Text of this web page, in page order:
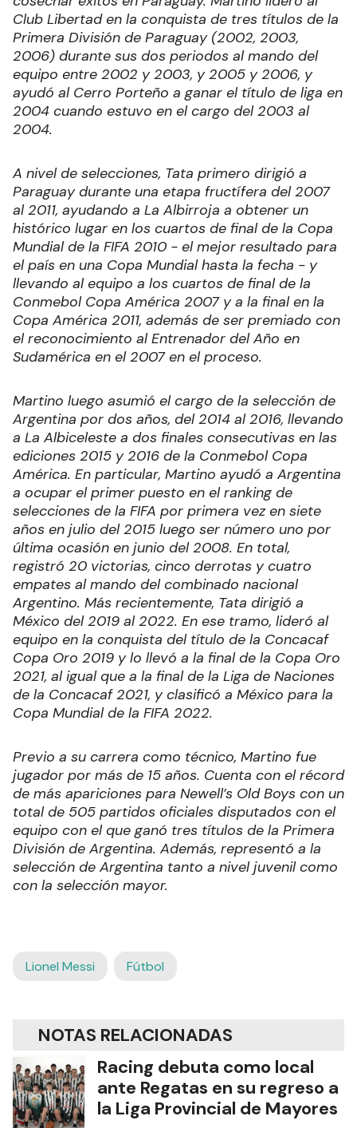
Club Libertad en la conquista de tres títulos de la
Primera División de Paraguay (2002, 2003,
2006) durante sus dos periodos al mando del
equipo entre 2002 y 2003, y 2005 y 2006, y
ayudó al Cerro Porteño a ganar el título de liga en
2004 cuando estuvo en el cargo del 2003 al
2004.
A nivel de selecciones, Tata primero dirigió a
Paraguay durante una etapa fructífera del 2007
al 2011, ayudando a La Albirroja a obtener un
histórico lugar en los cuartos de final de la Copa
Mundial de la FIFA 2010 - el mejor resultado para
el país en una Copa Mundial hasta la fecha - y
llevando al equipo a los cuartos de final de la
Conmebol Copa América 2007 y a la final en la
Copa América 2011, además de ser premiado con
el reconocimiento al Entrenador del Año en
Sudamérica en el 2007 en el proceso.
Martino luego asumió el cargo de la selección de
Argentina por dos años, del 2014 al 2016, llevando
a La Albiceleste a dos finales consecutivas en las
ediciones 2015 y 2016 de la Conmebol Copa
América. En particular, Martino ayudó a Argentina
a ocupar el primer puesto en el ranking de
selecciones de la FIFA por primera vez en siete
años en julio del 2015 luego ser número uno por
última ocasión en junio del 2008. En total,
registró 20 victorias, cinco derrotas y cuatro
empates al mando del combinado nacional
Argentino. Más recientemente, Tata dirigió a
México del 2019 al 2022. En ese tramo, lideró al
equipo en la conquista del título de la Concacaf
Copa Oro 2019 y lo llevó a la final de la Copa Oro
2021, al igual que a la final de la Liga de Naciones
de la Concacaf 2021, y clasificó a México para la
Copa Mundial de la FIFA 2022.
Previo a su carrera como técnico, Martino fue
jugador por más de 15 años. Cuenta con el récord
de más apariciones para Newell’s Old Boys con un
total de 505 partidos oficiales disputados con el
equipo con el que ganó tres títulos de la Primera
División de Argentina. Además, representó a la
selección de Argentina tanto a nivel juvenil como
con la selección mayor.
Lionel Messi Fútbol
NOTAS RELACIONADAS
Racing debuta como local
ante Regatas en su regreso a
la Liga Provincial de Mayores